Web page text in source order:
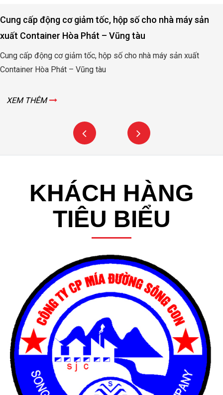
Cung cấp động cơ giảm tốc, hộp số cho nhà máy sản
xuất Container Hòa Phát – Vũng tàu
Cung cấp động cơ giảm tốc, hộp số cho nhà máy sản xuất
Container Hòa Phát – Vũng tàu
XEM THÊM
KHÁCH HÀNG
TIÊU BIỂU